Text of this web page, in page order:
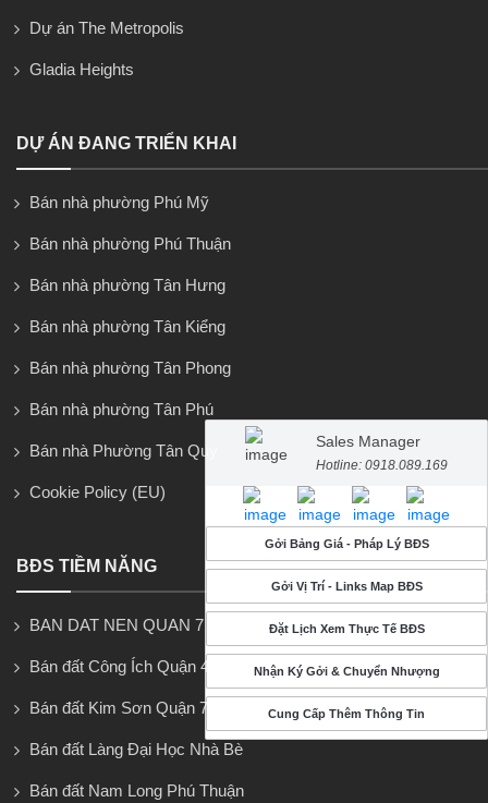
Sales Manager
Hotline: 0918.089.169
Gởi Bảng Giá - Pháp Lý BĐS
Gởi Vị Trí - Links Map BĐS
Đặt Lịch Xem Thực Tế BĐS
Nhận Ký Gởi & Chuyển Nhượng
Cung Cấp Thêm Thông Tin
Dự án The Metropolis
Gladia Heights
DỰ ÁN ĐANG TRIỂN KHAI
Bán nhà phường Phú Mỹ
Bán nhà phường Phú Thuận
Bán nhà phường Tân Hưng
Bán nhà phường Tân Kiểng
Bán nhà phường Tân Phong
Bán nhà phường Tân Phú
Bán nhà Phường Tân Quy
Cookie Policy (EU)
BĐS TIỀM NĂNG
BAN DAT NEN QUAN 7
Bán đất Công Ích Quận 4
Bán đất Kim Sơn Quận 7
Bán đất Làng Đại Học Nhà Bè
Bán đất Nam Long Phú Thuận